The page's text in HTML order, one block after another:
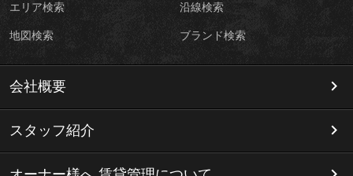
エリア検索 沿線検索
地図検索 ブランド検索
会社概要
スタッフ紹介